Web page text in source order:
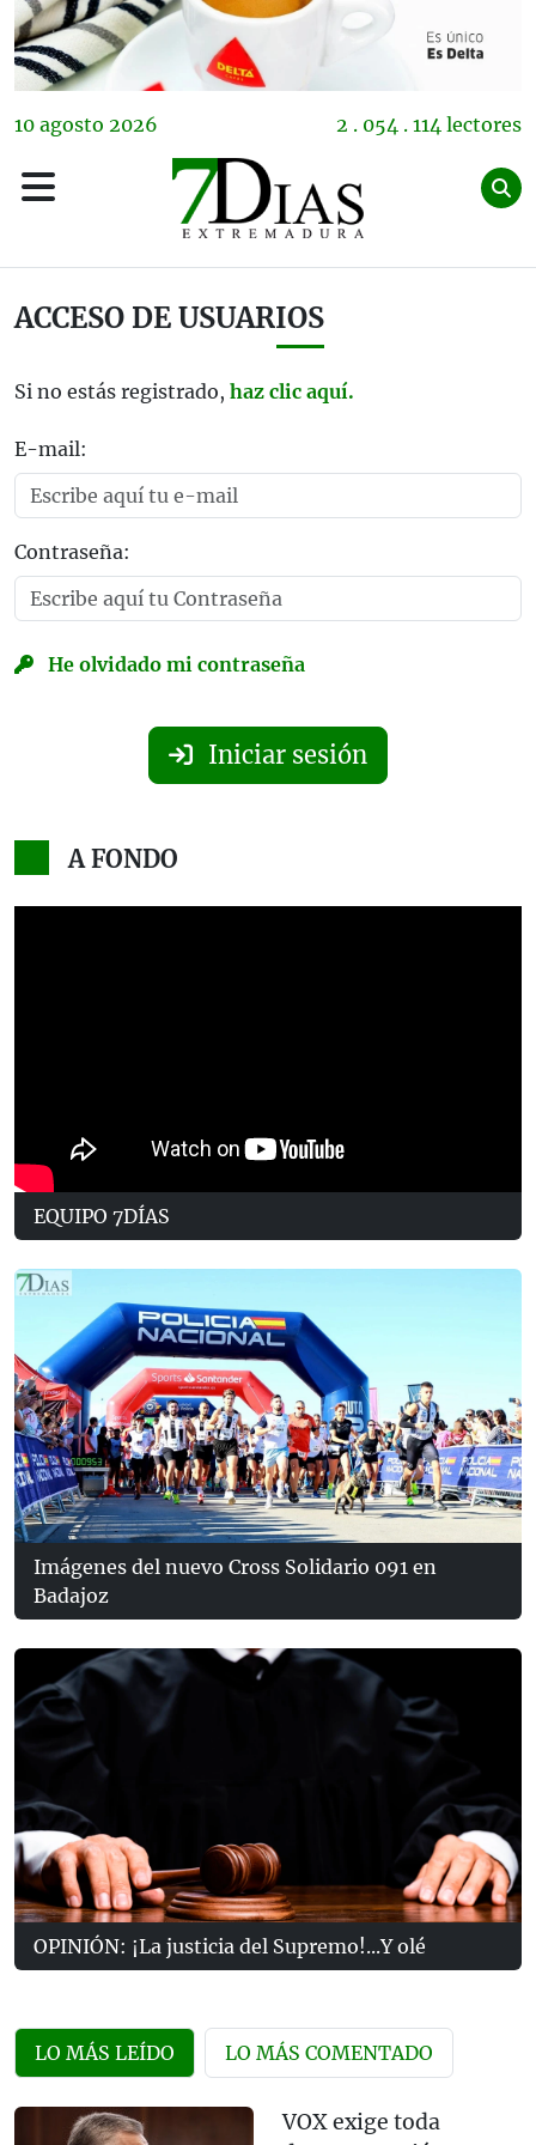
10 agosto 2026 2 . 054 . 114 lectores
ACCESO DE USUARIOS
Si no estás registrado, haz clic aquí.
E-mail:
Contraseña:
He olvidado mi contraseña
Iniciar sesión
A FONDO
EQUIPO 7DÍAS
Imágenes del nuevo Cross Solidario 091 en
Badajoz
OPINIÓN: ¡La justicia del Supremo!...Y olé
LO MÁS LEÍDO LO MÁS COMENTADO
VOX exige toda